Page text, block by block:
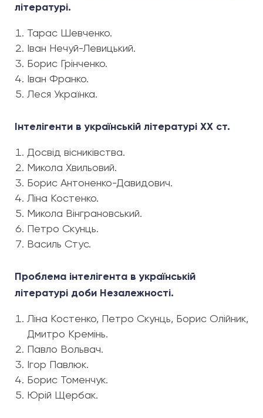
літературі.
Тарас Шевченко.
Іван Нечуй-Левицький.
Борис Грінченко.
Іван Франко.
Леся Українка.
Інтелігенти в українській літературі ХХ ст.
Досвід вісниківства.
Микола Хвильовий.
Борис Антоненко-Давидович.
Ліна Костенко.
Микола Вінграновський.
Петро Скунць.
Василь Стус.
Проблема інтелігента в українській
літературі доби Незалежності.
Ліна Костенко, Петро Скунць, Борис Олійник,
Дмитро Кремінь.
Павло Вольвач.
Ігор Павлюк.
Борис Томенчук.
Юрій Щербак.